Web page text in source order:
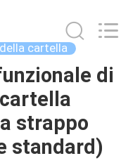
cartella
di
strappo
standard)